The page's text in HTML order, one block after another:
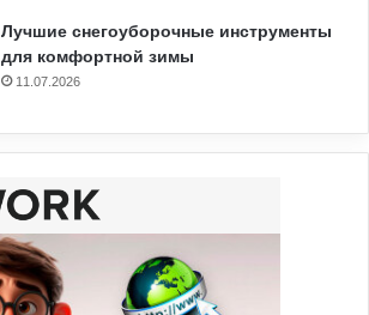
Лучшие снегоуборочные инструменты
для комфортной зимы
11.07.2026